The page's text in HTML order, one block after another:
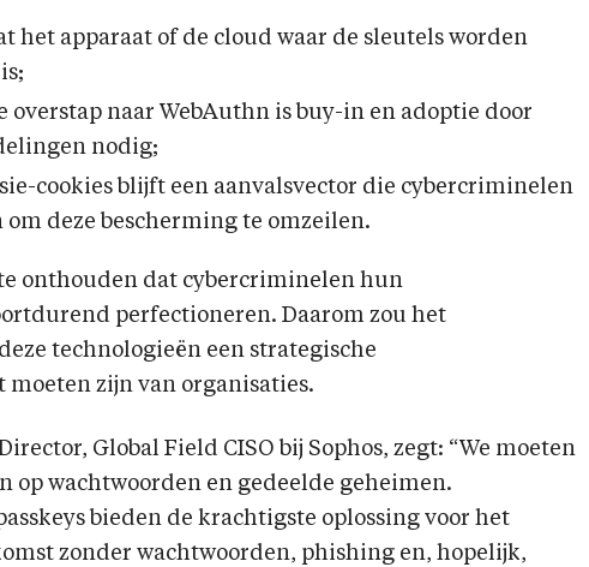
het apparaat of de cloud waar de sleutels worden
overstap naar WebAuthn is buy-in en adoptie door
nodig;
cookies blijft een aanvalsvector die cybercriminelen
deze bescherming te omzeilen.
onthouden dat cybercriminelen hun
perfectioneren. Daarom zou het
technologieën een strategische
zijn van organisaties.
Global Field CISO bij Sophos, zegt: “We moeten
op wachtwoorden en gedeelde geheimen.
bieden de krachtigste oplossing voor het
zonder wachtwoorden, phishing en, hopelijk,